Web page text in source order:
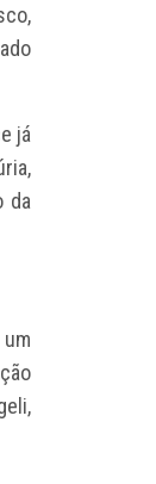
já
da